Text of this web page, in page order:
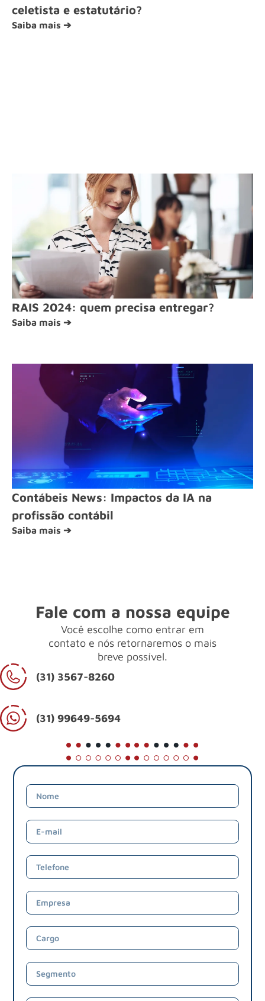
celetista e estatutário?
Saiba mais ➔
RAIS 2024: quem precisa entregar?
Saiba mais ➔
Contábeis News: Impactos da IA na
profissão contábil
Saiba mais ➔
Fale com a nossa equipe
Você escolhe como entrar em
contato e nós retornaremos o mais
breve possível.
(31) 3567-8260
(31) 99649-5694